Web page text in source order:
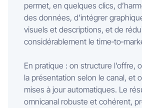
permet, en quelques clics,
des données, d’intégrer
visuels et descriptions, et de
considérablement le
En pratique : on structure l’offre,
la présentation selon le canal, et
mises à jour automatiques. Le
omnicanal robuste et cohérent,